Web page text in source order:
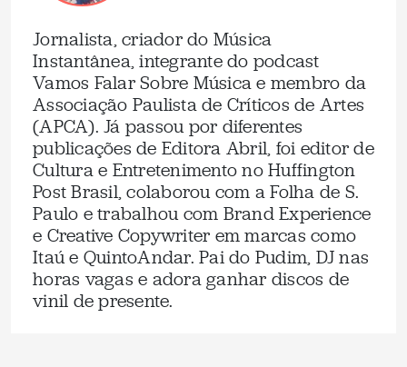
Jornalista, criador do Música
Instantânea, integrante do podcast
Vamos Falar Sobre Música e membro da
Associação Paulista de Críticos de Artes
(APCA). Já passou por diferentes
publicações de Editora Abril, foi editor de
Cultura e Entretenimento no Huffington
Post Brasil, colaborou com a Folha de S.
Paulo e trabalhou com Brand Experience
e Creative Copywriter em marcas como
Itaú e QuintoAndar. Pai do Pudim, DJ nas
horas vagas e adora ganhar discos de
vinil de presente.